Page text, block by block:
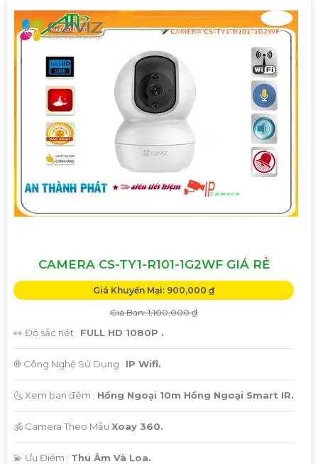
CAMERA CS-TY1-R101-1G2WF GIÁ RẺ
Giá Khuyến Mại: 900,000 ₫
Giá Bán: 1,100,000 ₫
👀 Độ sắc nét : FULL HD 1080P .
®️ Công Nghệ Sử Dụng : IP Wifi.
🌜 Xem ban đêm : Hồng Ngoại 10m Hồng Ngoại Smart IR.
🕉️ Camera Theo Mẫu Xoay 360.
️💫 Ưu Điểm : Thu Âm Và Loa.